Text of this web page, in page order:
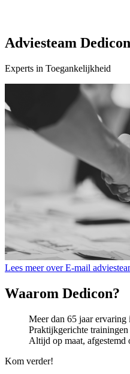
Adviesteam Dedicon
Experts in Toegankelijkheid
Lees meer over E-mail
Waarom Dedicon?
Meer dan 65 jaar
Praktijkgerichte
Altijd op maat, afgestemd
Kom verder!